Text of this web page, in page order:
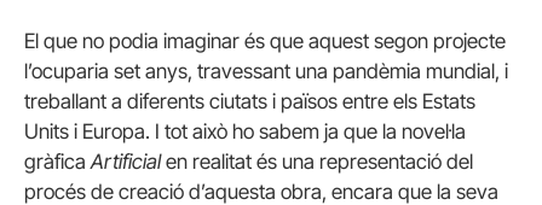
El que no podia imaginar és que aquest segon projecte
l’ocuparia set anys, travessant una pandèmia mundial, i
treballant a diferents ciutats i països entre els Estats
Units i Europa. I tot això ho sabem ja que la novel·la
gràfica Artificialen realitat és una representació del
procés de creació d’aquesta obra, encara que la seva